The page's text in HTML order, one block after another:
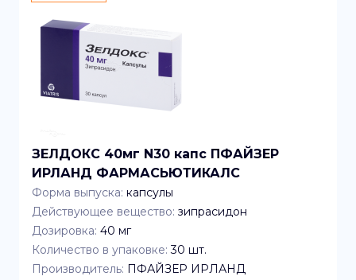
ЗЕЛДОКС 40мг N30 капс ПФАЙЗЕР
ИРЛАНД ФАРМАСЬЮТИКАЛС
Форма выпуска: капсулы
Действующее вещество: зипрасидон
Дозировка: 40 мг
Количество в упаковке: 30 шт.
Производитель: ПФАЙЗЕР ИРЛАНД